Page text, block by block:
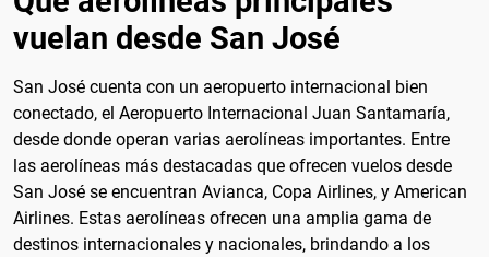
vuelan desde San José
San José cuenta con un aeropuerto internacional bien
conectado, el Aeropuerto Internacional Juan Santamaría,
desde donde operan varias aerolíneas importantes. Entre
las aerolíneas más destacadas que ofrecen vuelos desde
San José se encuentran Avianca, Copa Airlines, y American
Airlines. Estas aerolíneas ofrecen una amplia gama de
destinos internacionales y nacionales, brindando a los